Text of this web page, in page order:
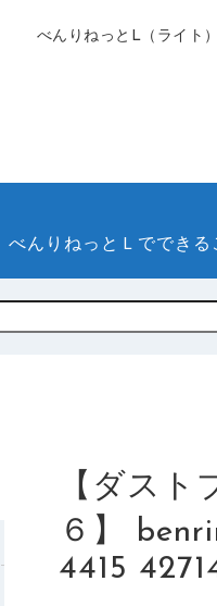
べんりねっとL（ライト
べんりねっとＬでできる
【ダス
６】
4415